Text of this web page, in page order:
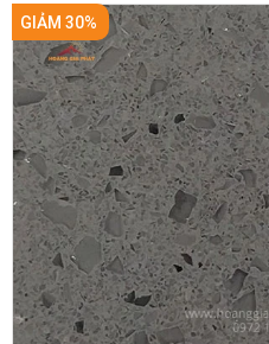
GIẢM 30%